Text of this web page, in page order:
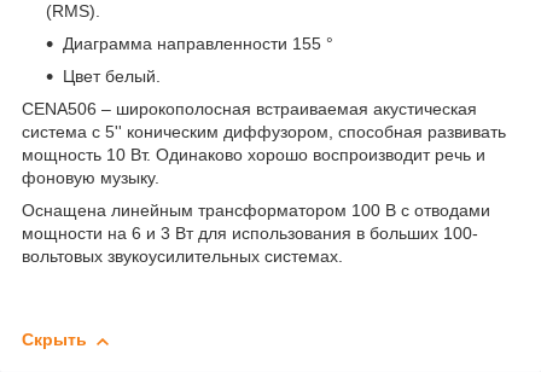
(RMS).
Диаграмма направленности 155 °
Цвет белый.
CENA506 – широкополосная встраиваемая акустическая
система с 5'' коническим диффузором, способная развивать
мощность 10 Вт. Одинаково хорошо воспроизводит речь и
фоновую музыку.
Оснащена линейным трансформатором 100 В с отводами
мощности на 6 и 3 Вт для использования в больших 100-
вольтовых звукоусилительных системах.
Скрыть